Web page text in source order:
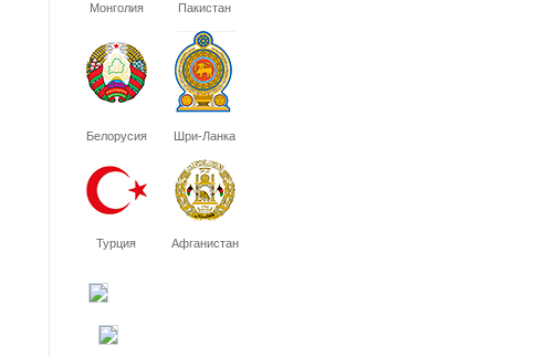
Монголия Пакистан
Белорусия Шри-Ланка
Турция Афганистан